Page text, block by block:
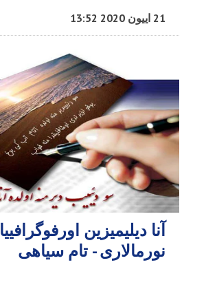
21 اییون 2020 13:52
آنا دیلیمیزین اورفوگرافییا
نورمالاری - تام سیاهی